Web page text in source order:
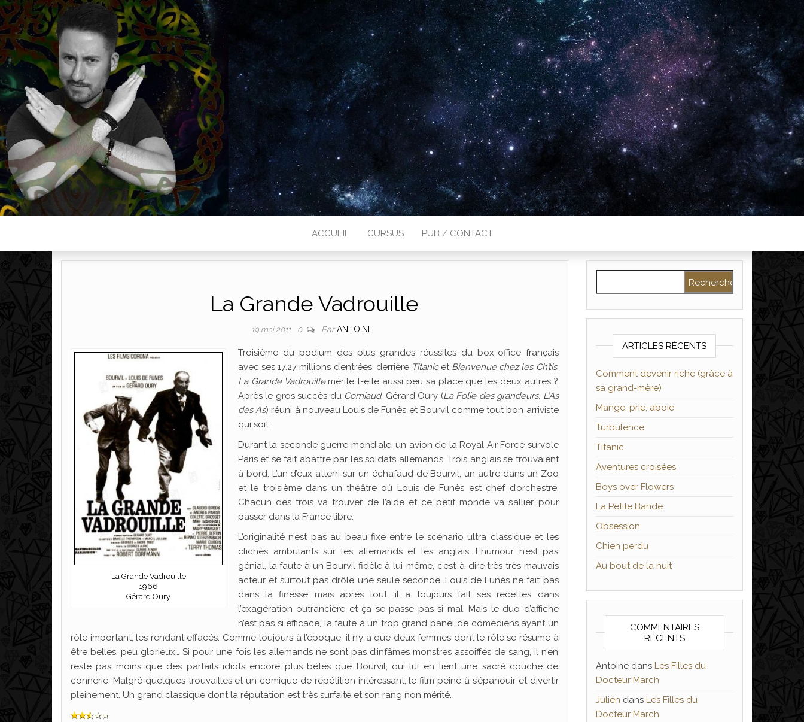
Plus de 2800 critiques de films
ACCUEIL CURSUS PUB / CONTACT
La Grande Vadrouille
19 mai 2011 0 ParANTOINE
La Grande Vadrouille
1966
Gérard Oury
Troisième du podium des plus grandes réussites du box-office français
avec ses 17.27 millions d’entrées, derrièreTitanicet Bienvenue chez les Ch’tis,
La Grande Vadrouille mérite t-elle aussi peu sa place que les deux autres ?
Après le gros succès du Corniaud, Gérard Oury (La Folie des grandeurs, L’As
des As) réuni à nouveau Louis de Funès et Bourvil comme tout bon arriviste
qui soit.
Durant la seconde guerre mondiale, un avion de la Royal Air Force survole
Paris et se fait abattre par les soldats allemands. Trois anglais se trouvaient
à bord. L’un d’eux atterri sur un échafaud de Bourvil, un autre dans un Zoo
et le troisième dans un théâtre où Louis de Funès est chef d’orchestre.
Chacun des trois va trouver de l’aide et ce petit monde va s’allier pour
passer dans la France libre.
L’originalité n’est pas au beau fixe entre le scénario ultra classique et les
clichés ambulants sur les allemands et les anglais. L’humour n’est pas
génial, la faute à un Bourvil fidèle à lui-même, c’est-à-dire très très mauvais
acteur et surtout pas drôle une seule seconde. Louis de Funès ne fait pas
dans la finesse mais après tout, il a toujours fait ses recettes dans
l’exagération outrancière et ça se passe pas si mal. Mais le duo d’affiche
n’est pas si efficace, la faute à un trop grand panel de comédiens ayant un
rôle important, les rendant effacés. Comme toujours à l’époque, il n’y a que deux femmes dont le rôle se résume à
être belles, peu glorieux… Si pour une fois les allemands ne sont pas d’infâmes monstres assoiffés de sang, il n’en
reste pas moins que des parfaits idiots encore plus bêtes que Bourvil, qui lui en tient une sacré couche de
connerie. Malgré quelques trouvailles et un comique de répétition intéressant, le film peine à s’épanouir et divertir
pleinement. Un grand classique dont la réputation est très surfaite et son rang non mérité.
ARTICLES RÉCENTS
Comment devenir riche (grâce à
sa grand-mère)
Mange, prie, aboie
Turbulence
Titanic
Aventures croisées
Boys over Flowers
La Petite Bande
Obsession
Chien perdu
Au bout de la nuit
COMMENTAIRES
RÉCENTS
Antoinedans Les Filles du
Docteur March
Julien dans Les Filles du
Docteur March